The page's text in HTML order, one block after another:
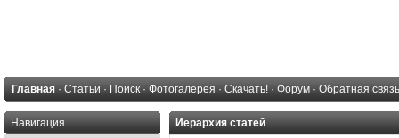
Главная · Статьи · Поиск · Фотогалерея · Скачать! · Форум · Обратная связь
Навигация Иерархия статей